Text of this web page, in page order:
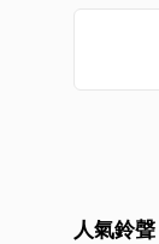
人氣鈴聲